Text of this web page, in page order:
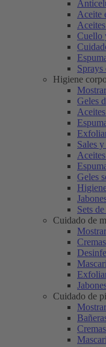
Aceite
Cuello
Sprays
Higiene
Geles
Sales
Geles
Sets
Cuidado de
Cuidado de